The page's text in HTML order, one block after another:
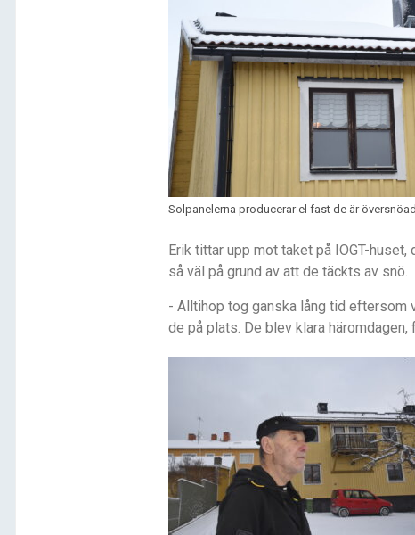
Solpanelerna producerar el fast de är
Erik tittar upp mot taket på IOGT-
så väl på grund av att de täckts av snö.
- Alltihop tog ganska lång tid eftersom
de på plats. De blev klara häromdagen,